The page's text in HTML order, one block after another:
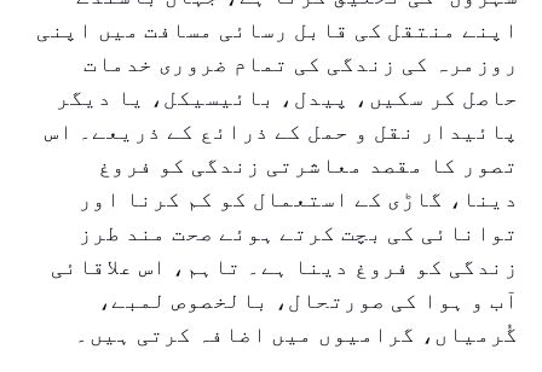
اپنے منتقل کی قابل رسائی مسافت میں اپنی
روزمرہ کی زندگی کی تمام ضروری خدمات
حاصل کر سکیں، پیدل، بائیسیکل، یا دیگر
پائیدار نقل و حمل کے ذرائع کے ذریعے۔ اس
تصور کا مقصد معاشرتی زندگی کو فروغ
دینا، گاڑی کے استعمال کو کم کرنا اور
توانائی کی بچت کرتے ہوئے صحت مند طرز
زندگی کو فروغ دینا ہے۔ تاہم، اس علاقائی
آب و ہوا کی صورتحال، بالخصوص لمبے،
گُرمیاں، گرامیوں میں اضافہ کرتی ہیں۔